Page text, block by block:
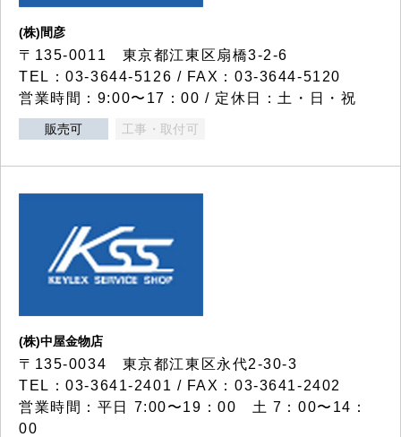
(株)間彦
〒135-0011 東京都江東区扇橋3-2-6
TEL：03-3644-5126 / FAX：03-3644-5120
営業時間：9:00〜17：00 / 定休日：土・日・祝
販売可 工事・取付可
(株)中屋金物店
〒135-0034 東京都江東区永代2-30-3
TEL：03-3641-2401 / FAX：03-3641-2402
営業時間：平日 7:00〜19：00 土 7：00〜14：
00